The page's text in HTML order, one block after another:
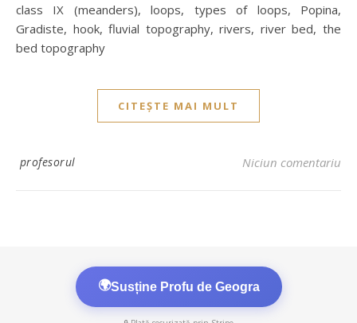
class IX (meanders), loops, types of loops, Popina,
Gradiste, hook, fluvial topography, rivers, river bed, the
bed topography
CITEȘTE MAI MULT
profesorul Niciun comentariu
🌍Susține Profu de Geogra